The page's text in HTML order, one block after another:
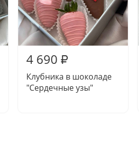
4 690 ₽
Клубника в шоколаде
"Сердечные узы"